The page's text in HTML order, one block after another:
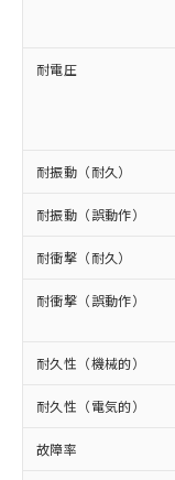
耐電圧
耐振動（耐久）
耐振動（誤動作）
耐衝撃（耐久）
耐衝撃（誤動作）
耐久性（機械的）
耐久性（電気的）
故障率
在庫
記載
タに
覧さ
準価
正式
様の
ご相
オム
くださ
在庫
事前
示し
マイ
ビス
メン
むを得ず
鉛(Pb)
六価クロム
類(PBB)
(PBDE)
ル) (DEHP)(
ルベンジル（
（DBP）
但し、RoHS
フタル酸エス
図的な使用が
部品在庫の
月が前後す
*中国
Pb(鉛)
Cr(Ⅵ)(六価ク
ニル類) :
DBP(フタル酸
ル) : 1000ppm、
DEHP(フタル
「ｅ」：
準値以下で
「10」：
質が外部に
及ぼさな
「－」：
為替
（以
国政
可)
当社
全に
いよ
当社
ル、
武器
当社
場合
該第
販売
法に
り引
白